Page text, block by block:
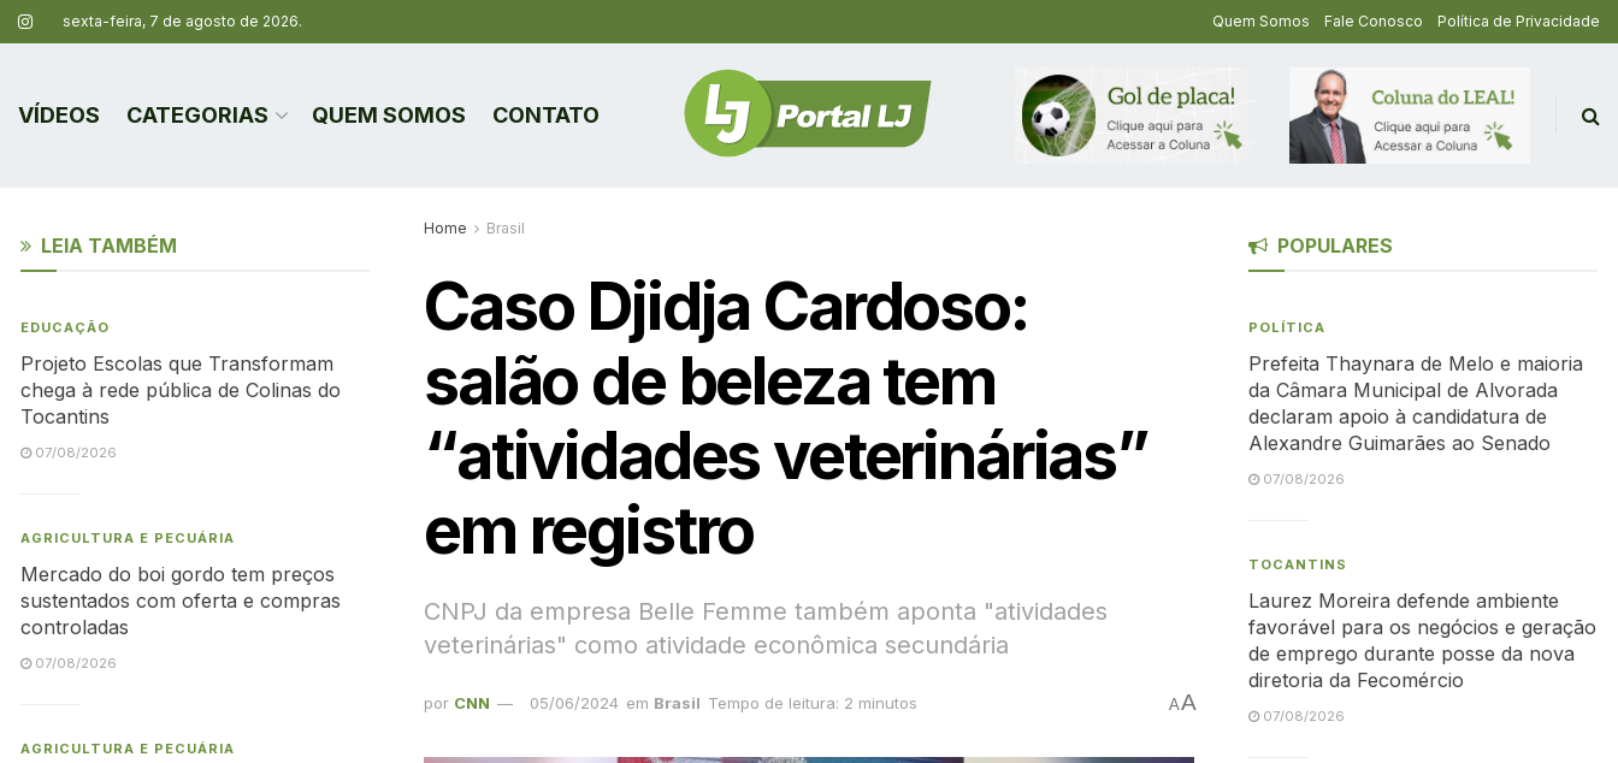
sexta-feira, 7 de agosto de 2026. Quem Somos Fale Conosco Política de Privacidade
VÍDEOS CATEGORIAS QUEM SOMOS CONTATO
Home Brasil
Caso Djidja Cardoso:
salão de beleza tem
“atividades veterinárias”
em registro
CNPJ da empresa Belle Femme também aponta "atividades
veterinárias" como atividade econômica secundária
por CNN 05/06/2024 em Brasil Tempo de leitura: 2 minutos AA
LEIA TAMBÉM
EDUCAÇÃO
Projeto Escolas que Transformam
chega à rede pública de Colinas do
Tocantins
07/08/2026
AGRICULTURA E PECUÁRIA
Mercado do boi gordo tem preços
sustentados com oferta e compras
controladas
07/08/2026
AGRICULTURA E PECUÁRIA
POPULARES
POLÍTICA
Prefeita Thaynara de Melo e maioria
da Câmara Municipal de Alvorada
declaram apoio à candidatura de
Alexandre Guimarães ao Senado
07/08/2026
TOCANTINS
Laurez Moreira defende ambiente
favorável para os negócios e geração
de emprego durante posse da nova
diretoria da Fecomércio
07/08/2026